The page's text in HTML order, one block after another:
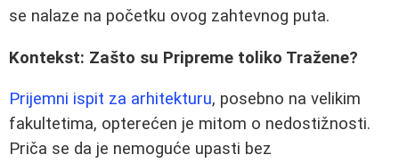
se nalaze na početku ovog zahtevnog puta.
Kontekst: Zašto su Pripreme toliko Tražene?
Prijemni ispit za arhitekturu, posebno na velikim
fakultetima, opterećen je mitom o nedostižnosti.
Priča se da je nemoguće upasti bez